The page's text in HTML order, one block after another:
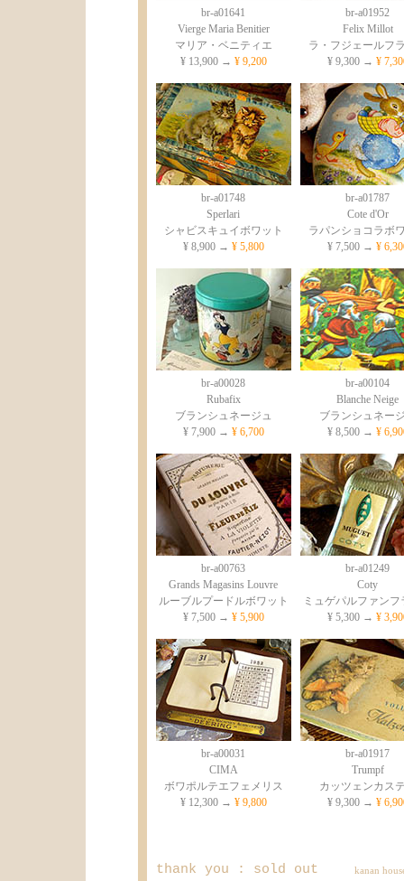
br-a01641
Vierge Maria Benitier
マリア・ベニティエ
¥ 13,900 → ¥ 9,200
br-a01952
Felix Millot
ラ・フジェールフ
¥ 9,300 → ¥
br-a01748
Sperlari
シャビスキュイボワット
¥ 8,900 → ¥ 5,800
br-a01787
Cote d'Or
ラパンショコラボ
¥ 7,500 → ¥
br-a00028
Rubafix
ブランシュネージュ
¥ 7,900 → ¥ 6,700
br-a00104
Blanche Neige
ブランシュネー
¥ 8,500 → ¥
br-a00763
Grands Magasins Louvre
ルーブルプードルボワット
¥ 7,500 → ¥ 5,900
br-a01249
Coty
ミュゲパルファンフ
¥ 5,300 → ¥
br-a00031
CIMA
ボワポルテエフェメリス
¥ 12,300 → ¥ 9,800
br-a01917
Trumpf
カッツェンカス
¥ 9,300 → ¥
thank you : sold out kanan